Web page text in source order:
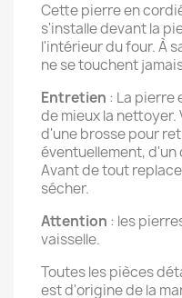
Cette pierre en
s'installe devant la
l'intérieur du four. À
ne se touchent
Entretien : La pierre
de mieux la nettoyer.
d'une brosse pour
éventuellement,
Avant de tout
sécher.
Attention : les
vaisselle.
Toutes les pièces
est d'origine de la